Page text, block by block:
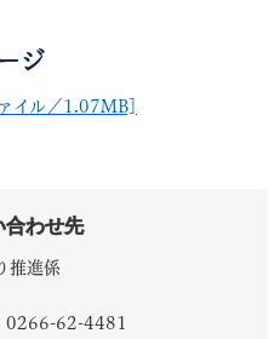
ジ
イル／1.07MB]
合わせ先
推進係
0266-62-4481